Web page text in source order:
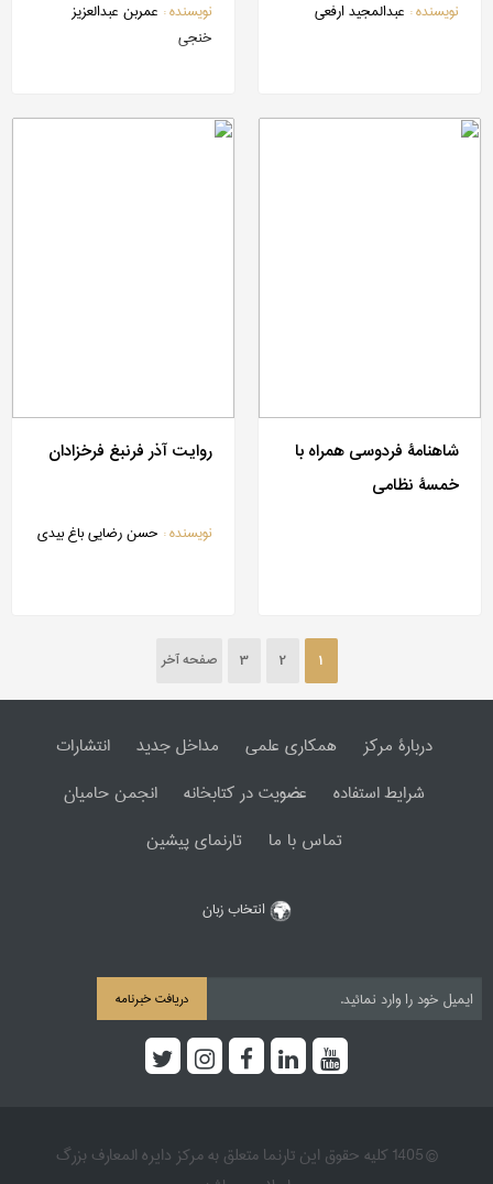
نویسنده : عبدالمجید ارفعی نویسنده : عمربن عبدالعزیز
خنجی
شاهنامۀ فردوسی همراه با
خمسۀ نظامی
روایت آذر فرنبغ فرخزادان
نویسنده : حسن رضایی باغ بیدی
1
2
3 صفحه آخر
دربارۀ مرکز همکاری علمی مداخل جدید
انتشارات
شرایط استفاده
عضویت در کتابخانه
انجمن حامیان
تماس با ما
تارنمای پیشین
انتخاب زبان
دریافت خبرنامه
© 1405 کلیه حقوق این تارنما متعلق به مرکز دایره المعارف بزرگ